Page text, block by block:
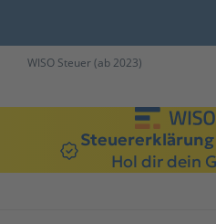
WISO Steuer (ab 2023)
Hol dir dein